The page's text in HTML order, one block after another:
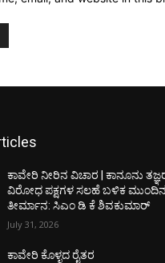
ಕಾವೇರಿ ನೀರಿನ ವಿಚಾರ | ಕಾನೂನು
ವಿರೋಧ ಪಕ್ಷಗಳ ಸಲಹೆ ಬಳಿಕ ಮುಂದಿನ
ತೀರ್ಮಾನ: ಸಿಎಂ ಡಿ ಕೆ ಶಿವಕುಮಾರ್
July 31, 2026
ಕಾವೇರಿ ಕೊಳ್ಳದ ರೈತರ